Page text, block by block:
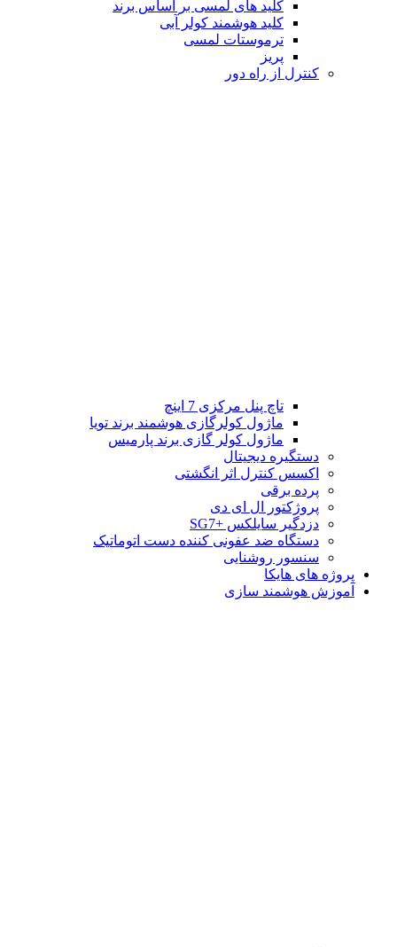
کلید های لمسی بر اساس برند
کلید هوشمند کولر آبی
ترموستات لمسی
پریز
کنترل از راه دور
تاچ پنل مرکزی 7 اینچ
ماژول کولرگازی هوشمند برند تویا
ماژول کولر گازی برند پارمیس
دستگیره دیجیتال
اکسس کنترل اثر انگشتی
پرده برقی
پروژکتور ال ای دی
دزدگیر سایلکس +SG7
دستگاه ضد عفونی کننده دست اتوماتیک
سنسور روشنایی
پروژه های هایکا
آموزش هوشمند سازی